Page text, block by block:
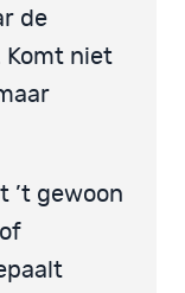
de
Komt niet
’t gewoon